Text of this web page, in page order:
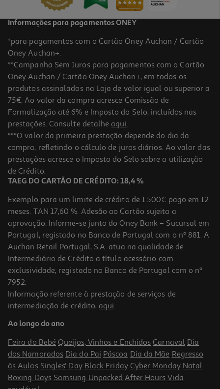
Livro O Livro Da Alquimia
20.61 €/un
20,61 €
-10%
Livro Torne-Se Um Decifrador De Pessoas De Alexandre Monteiro
16.11 €/un
PVP de editor
16,11 €
Informações para pagamentos ONEY
*para pagamentos com o Cartão Oney Auchan / Cartão
Oney Auchan+.
**Campanha Sem Juros para pagamentos com o Cartão
Oney Auchan / Cartão Oney Auchan+, em todos os
produtos assinalados na Loja de valor igual ou superior a
75€. Ao valor da compra acresce Comissão de
Formalização até 6% e Imposto do Selo, incluídos nas
prestações. Consulte detalhe aqui.
***O valor da primeira prestação depende do dia da
compra, refletindo o cálculo de juros diários. Ao valor das
prestações acresce o Imposto do Selo sobre a utilização
de Crédito.
TAEG DO CARTÃO DE CRÉDITO: 18,4 %
Exemplo para um limite de crédito de 1.500€ pago em 12
meses. TAN 17,60 %. Adesão ao Cartão sujeita a
aprovação. Informe-se junto do Oney Bank – Sucursal em
Portugal, registado no Banco de Portugal com o nº 881. A
Auchan Retail Portugal, S.A. atua na qualidade de
Intermediário de Crédito a título acessório com
exclusividade, registado no Banco de Portugal com o nº
7952.
Informação referente à prestação de serviços de
intermediação de crédito, aqui.
Ao longo do ano
Feira do Bebé Queijos, Vinhos e Enchidos Carnaval Dia
dos Namorados Dia do Pai Páscoa Dia da Mãe Regresso
às Aulas Singles' Day Black Friday Cyber Monday Natal
Boxing Days Samsung Unpacked After Hours Vida